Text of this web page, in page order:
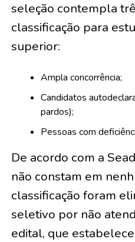
seleção contempla
classificação para
superior:
Ampla concorrência;
Candidatos
pardos);
Pessoas com
De acordo com a
não constam em
classificação foram
seletivo por não
edital, que